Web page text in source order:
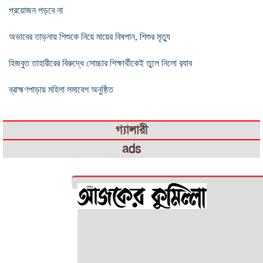
প্রয়োজন পড়বে না
অভাবের তাড়নায় শিশুকে নিয়ে মায়ের বিষপান, শিশুর মৃত্যু
হিজবুত তাহারীরের বিরুদ্ধে সোচ্চার শিক্ষার্থীকেই তুলে নিলো র‌্যাব
ব্রাহ্মণপাড়ায় মহিলা সমাবেশ অনুষ্ঠিত
গ্যালারী
ads